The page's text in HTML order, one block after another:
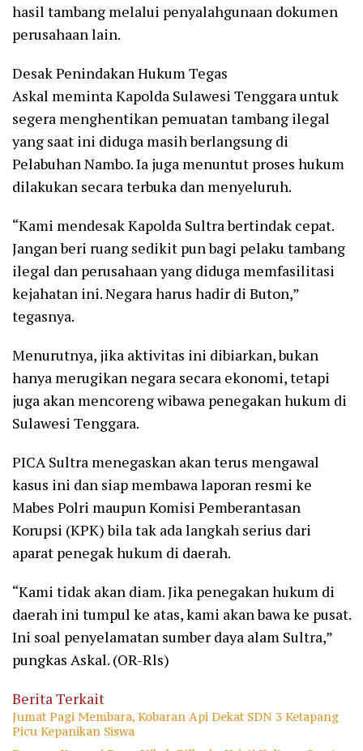
hasil tambang melalui penyalahgunaan dokumen
perusahaan lain.
Desak Penindakan Hukum Tegas
Askal meminta Kapolda Sulawesi Tenggara untuk
segera menghentikan pemuatan tambang ilegal
yang saat ini diduga masih berlangsung di
Pelabuhan Nambo. Ia juga menuntut proses hukum
dilakukan secara terbuka dan menyeluruh.
“Kami mendesak Kapolda Sultra bertindak cepat.
Jangan beri ruang sedikit pun bagi pelaku tambang
ilegal dan perusahaan yang diduga memfasilitasi
kejahatan ini. Negara harus hadir di Buton,”
tegasnya.
Menurutnya, jika aktivitas ini dibiarkan, bukan
hanya merugikan negara secara ekonomi, tetapi
juga akan mencoreng wibawa penegakan hukum di
Sulawesi Tenggara.
PICA Sultra menegaskan akan terus mengawal
kasus ini dan siap membawa laporan resmi ke
Mabes Polri maupun Komisi Pemberantasan
Korupsi (KPK) bila tak ada langkah serius dari
aparat penegak hukum di daerah.
“Kami tidak akan diam. Jika penegakan hukum di
daerah ini tumpul ke atas, kami akan bawa ke pusat.
Ini soal penyelamatan sumber daya alam Sultra,”
pungkas Askal. (OR-Rls)
Berita Terkait
Jumat Pagi Membara, Kobaran Api Dekat SDN 3 Ketapang
Picu Kepanikan Siswa